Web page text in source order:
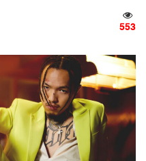
553